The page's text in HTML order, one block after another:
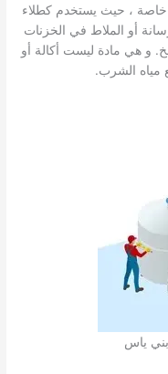
خاصة ، حيث يستخدم كطلاء
أو الملاط في الخزنات
و هي مادة ليست أكالة أو
مياه الشرب.
ياس